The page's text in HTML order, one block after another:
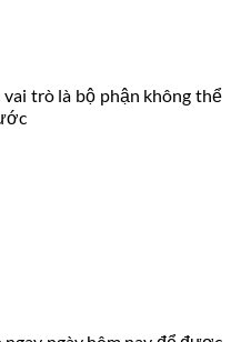
trò là bộ phận không thể